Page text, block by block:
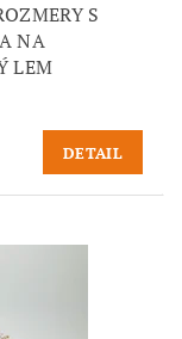
S
NA
LEM
DETAIL